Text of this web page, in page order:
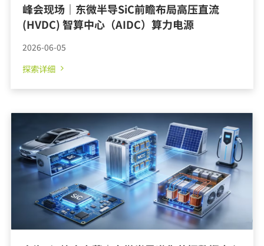
峰会现场｜东微半导SiC前瞻布局高压直流
(HVDC) 智算中心（AIDC）算力电源
2026-06-05